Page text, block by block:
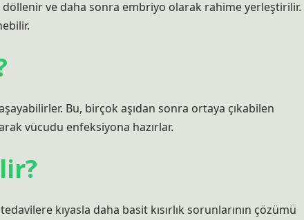
ve daha sonra embriyo olarak rahime yerleştirilir.
Bu, birçok aşıdan sonra ortaya çıkabilen
vücudu enfeksiyona hazırlar.
kıyasla daha basit kısırlık sorunlarının çözümü